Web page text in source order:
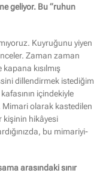
geliyor. Bu “ruhun
Kuyruğunu yiyen
Zaman zaman
kısılmış
dillendirmek istediğim
içindekiyle
olarak kastedilen
kişinin hikâyesi
bu mimariyi-
arasındaki sınır